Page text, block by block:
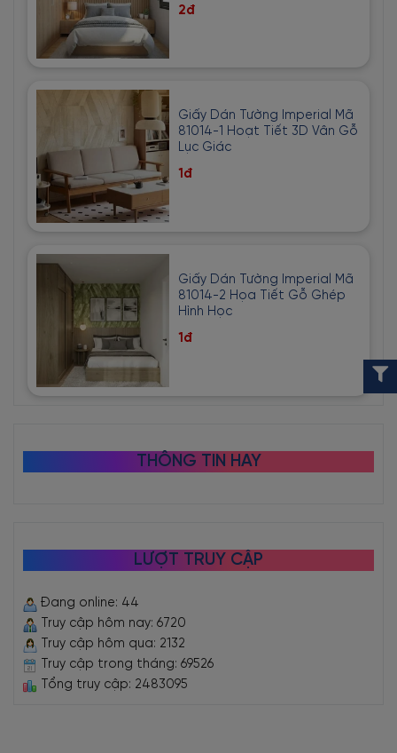
2đ
Giấy Dán Tường Imperial Mã
81014-1 Hoạt Tiết 3D Vân Gỗ
Lục Giác
1đ
Giấy Dán Tường Imperial Mã
81014-2 Họa Tiết Gỗ Ghép
Hình Học
1đ
THÔNG TIN HAY
LƯỢT TRUY CẬP
Đang online: 44
Truy cập hôm nay: 6720
Truy cập hôm qua: 2132
Truy cập trong tháng: 69526
Tổng truy cập: 2483095